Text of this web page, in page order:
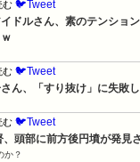
む 🐦Tweet
イドルさん、素のテンショ
む 🐦Tweet
さん、「すり抜け」に失
む 🐦Tweet
、頭部に前方後円墳が発見
か？